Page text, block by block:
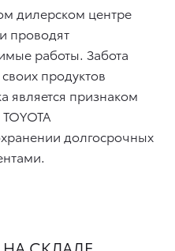
дилерском центре
проводят
работы. Забота
продуктов
является признаком
долгосрочных